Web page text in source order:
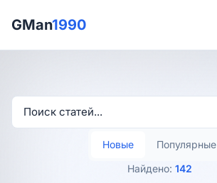
GMan1990
Новые
Популярные
Найдено: 142